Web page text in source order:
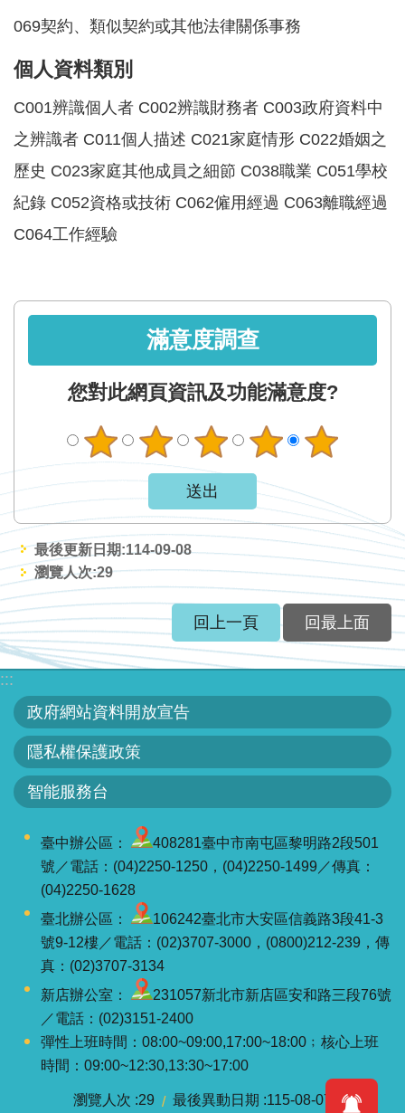
告
息
民
服
務
服
網
導
覽
回
首
頁
意
見
信
箱
常
見
性
069契約、類似契約或其他法律關係事務
個人資料類別
C001辨識個人者 C002辨識財務者 C003政府資料中
之辨識者 C011個人描述 C021家庭情形 C022婚姻之
歷史 C023家庭其他成員之細節 C038職業 C051學校
紀錄 C052資格或技術 C062僱用經過 C063離職經過
C064工作經驗
滿意度調查
您對此網頁資訊及功能滿意度?
最後更新日期:114-09-08
瀏覽人次:29
回上一頁 回最上面
:::
政府網站資料開放宣告
隱私權保護政策
智能服務台
臺中辦公區：
408281臺中市南屯區黎明路2段501
號／電話：(04)2250-1250，(04)2250-1499／傳真：
(04)2250-1628
臺北辦公區：
106242臺北市大安區信義路3段41-3
號9-12樓／電話：(02)3707-3000，(0800)212-239，傳
真：(02)3707-3134
新店辦公室：
231057新北市新店區安和路三段76號
／電話：(02)3151-2400
彈性上班時間：08:00~09:00,17:00~18:00﹔核心上班
時間：09:00~12:30,13:30~17:00
瀏覽人次 29 最後異動日期 115-08-07